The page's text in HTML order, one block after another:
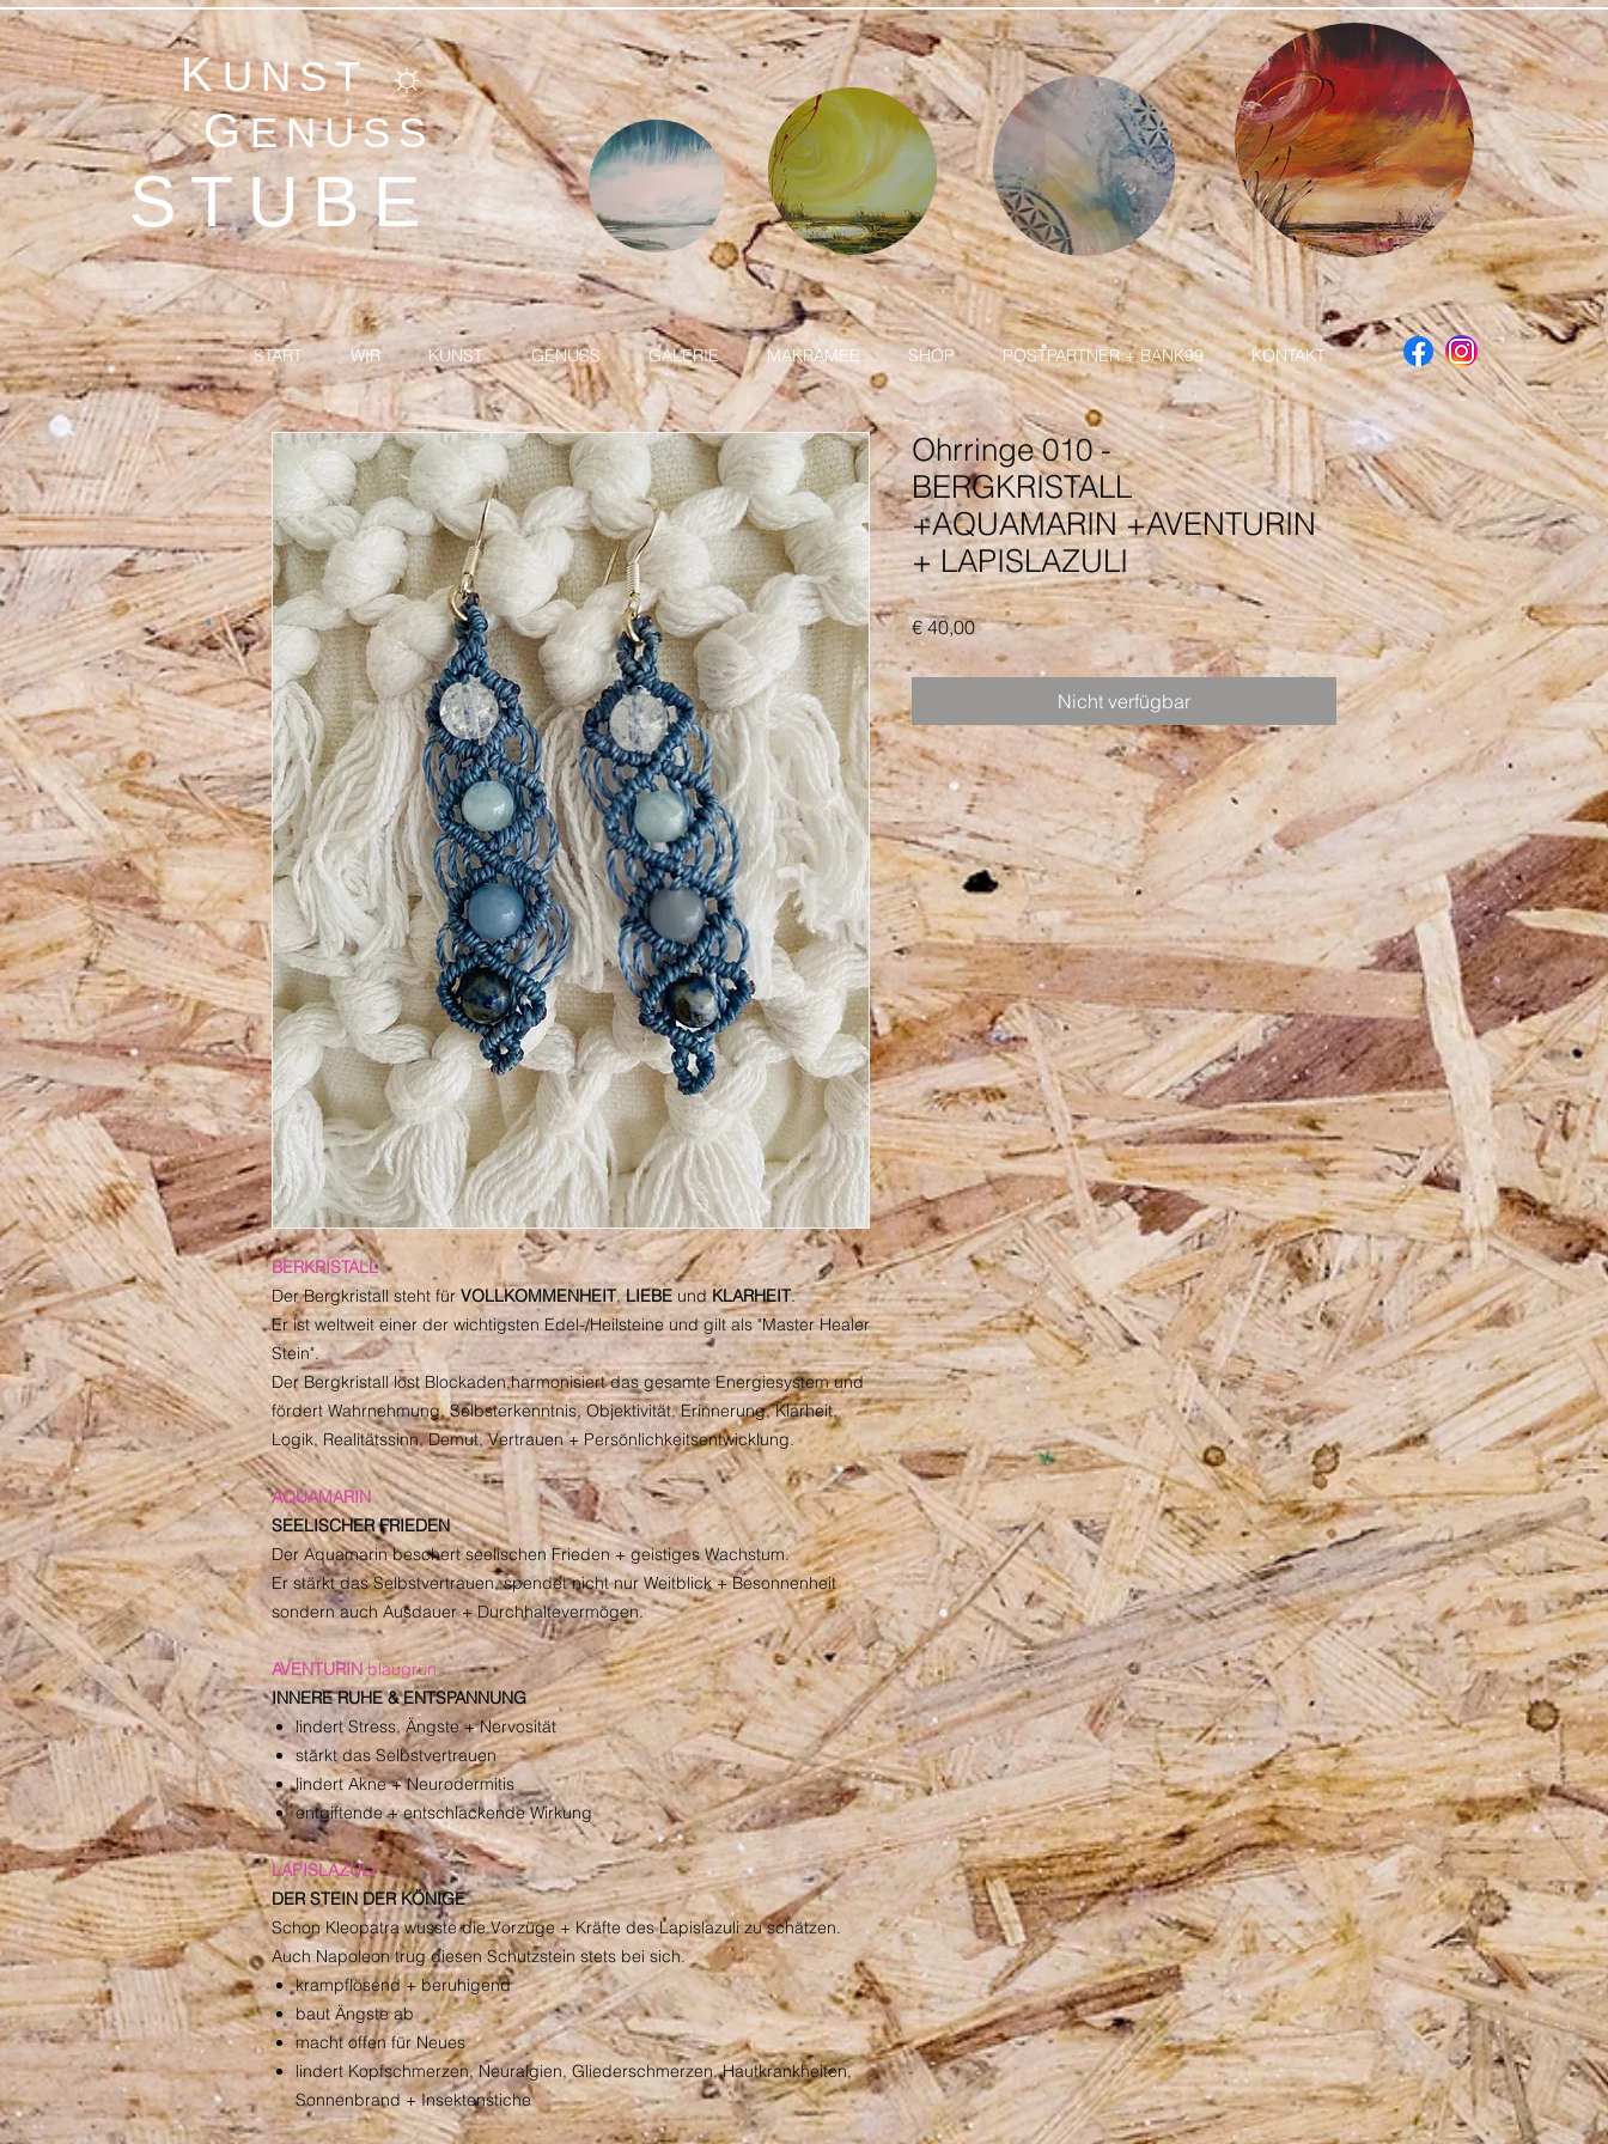
KUNST ☼
GENUSS
STUBE
START WIR KUNST GENUSS GALERIE MAKRAMEE SHOP POSTPARTNER + BANK99 KONTAKT
BERKRISTALL
Der Bergkristall steht für VOLLKOMMENHEIT,LIEBE undKLARHEIT.
Er ist weltweit einer der wichtigsten Edel-/Heilsteine und gilt als "Master Healer
Stein".
Der Bergkristall löst Blockaden,harmonisiert das gesamte Energiesystem und
fördert Wahrnehmung, Selbsterkenntnis, Objektivität, Erinnerung, Klarheit,
Logik, Realitätssinn, Demut, Vertrauen + Persönlichkeitsentwicklung.
AQUAMARIN
SEELISCHER FRIEDEN
Der Aquamarin beschert seelischen Frieden + geistiges Wachstum.
Er stärkt das Selbstvertrauen, spendet nicht nur Weitblick + Besonnenheit
sondern auch Ausdauer + Durchhaltevermögen.
AVENTURINblaugrün
INNERE RUHE & ENTSPANNUNG
lindert Stress, Ängste + Nervosität
stärkt das Selbstvertrauen
lindert Akne + Neurodermitis
entgiftende + entschlackende Wirkung
LAPISLAZULI
DER STEIN DER KÖNIGE
Schon Kleopatra wusste die Vorzüge + Kräfte des Lapislazuli zu schätzen.
Auch Napoleon trug diesen Schutzstein stets bei sich.
krampflösend + beruhigend
baut Ängste ab
macht offen für Neues
lindert Kopfschmerzen, Neuralgien, Gliederschmerzen, Hautkrankheiten,
Sonnenbrand + Insektenstiche
Ohrringe 010 -
BERGKRISTALL
+AQUAMARIN +AVENTURIN
+ LAPISLAZULI
€ 40,00Preis
Nicht verfügbar